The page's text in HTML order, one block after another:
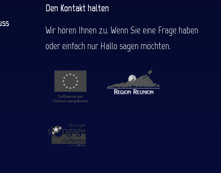
Den Kontakt halten
Wir hören Ihnen zu. Wenn Sie eine Frage haben
oder einfach nur Hallo sagen möchten.